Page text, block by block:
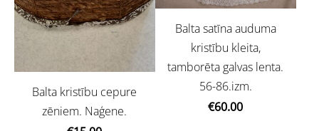
Balta kristību cepure
zēniem. Naģene.
Balta satīna auduma
kristību kleita,
tamborēta galvas lenta.
56-86.izm.
€60.00